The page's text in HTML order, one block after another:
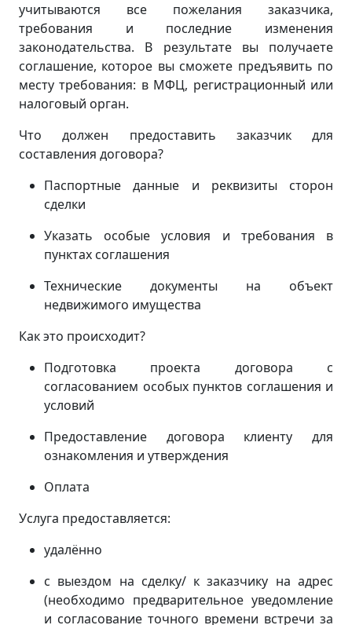
учитываются все пожелания заказчика,
требования и последние изменения
законодательства. В результате вы получаете
соглашение, которое вы сможете предъявить по
месту требования: в МФЦ, регистрационный или
налоговый орган.
Что должен предоставить заказчик для
составления договора?
Паспортные данные и реквизиты сторон
сделки
Указать особые условия и требования в
пунктах соглашения
Технические документы на объект
недвижимого имущества
Как это происходит?
Подготовка проекта договора с
согласованием особых пунктов соглашения и
условий
Предоставление договора клиенту для
ознакомления и утверждения
Оплата
Услуга предоставляется:
удалённо
с выездом на сделку/ к заказчику на адрес
(необходимо предварительное уведомление
и согласование точного времени встречи за